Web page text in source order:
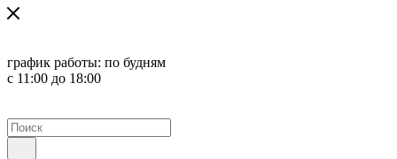
график работы: по будням
с 11:00 до 18:00